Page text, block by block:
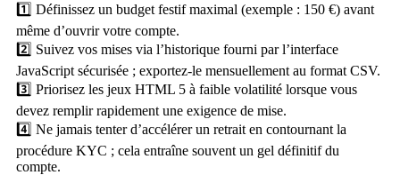
1️⃣ Définissez un budget festif maximal (exemple : 150 €) avant
même d’ouvrir votre compte.
2️⃣ Suivez vos mises via l’historique fourni par l’interface
JavaScript sécurisée ; exportez-le mensuellement au format CSV.
3️⃣ Priorisez les jeux HTML 5 à faible volatilité lorsque vous
devez remplir rapidement une exigence de mise.
4️⃣ Ne jamais tenter d’accélérer un retrait en contournant la
procédure KYC ; cela entraîne souvent un gel définitif du
compte.